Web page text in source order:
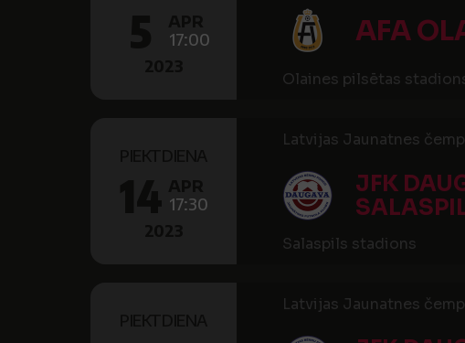
17:00
AFA
Olaines pilsētas
17:30
Latvijas Jaunatnes
JFK
Salaspils stadions
Latvijas Jaunatnes